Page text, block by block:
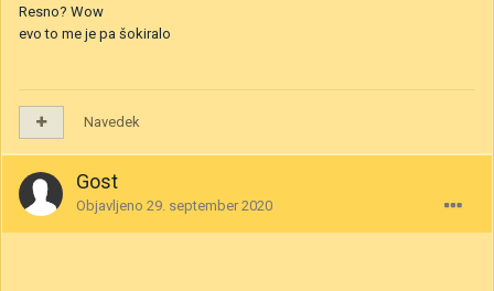
Resno? Wow
evo to me je pa šokiralo
Navedek
Gost
Objavljeno 29. september 2020